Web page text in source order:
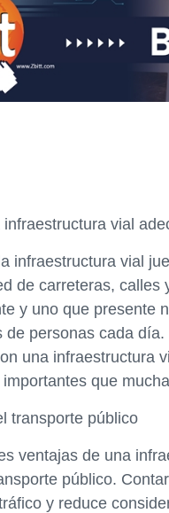
vial
infraestructura vial
de carreteras,
y uno que presente
de personas cada
una infraestructura
que
transporte público
ventajas de una
público.
y reduce